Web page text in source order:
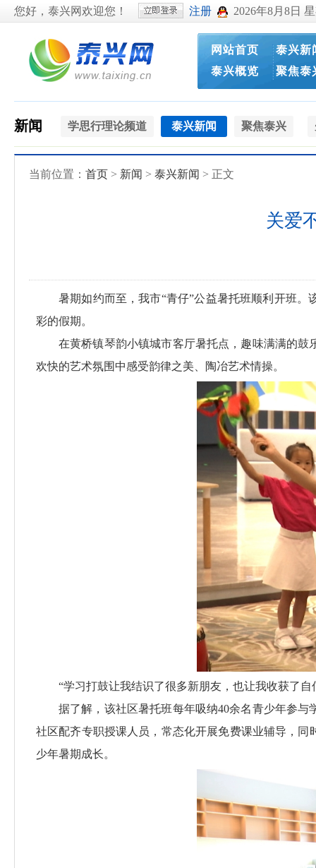
您好，泰兴网欢迎您！ 注册 2026年8月8日
网站首页
泰兴概览
泰兴新
聚焦泰
新闻 学思行理论频道 泰兴新闻 聚焦泰兴
当前位置： 首页 > 新闻 > 泰兴新闻 > 正文
关爱
暑期如约而至，我市“青仔”公益暑托班顺利开班
彩的假期。
在黄桥镇琴韵小镇城市客厅暑托点，趣味满满的
欢快的艺术氛围中感受韵律之美、陶冶艺术情操。
“学习打鼓让我结识了很多新朋友，也让我收获了
据了解，该社区暑托班每年吸纳40余名青少年参
社区配齐专职授课人员，常态化开展免费课业辅导，
少年暑期成长。